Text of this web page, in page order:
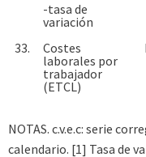
-tasa de
variación
33.
Costes
laborales por
trabajador
(ETCL)
NOTAS. c.v.e.c: serie
calendario. [1] Tasa de